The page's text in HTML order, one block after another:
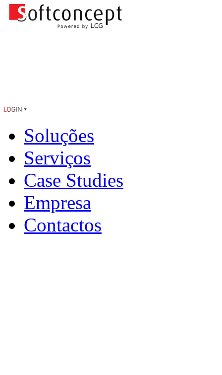
Soluções
Serviços
Case Studies
Empresa
Contactos